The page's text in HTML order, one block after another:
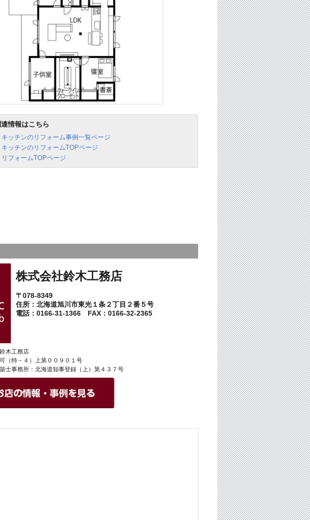
連情報はこちら
キッチンのリフォーム事例一覧ページ
キッチンのリフォームTOPページ
リフォームTOPページ
株式会社鈴木工務店
〒078-8349
住所：北海道旭川市東光１条２丁目２番５号
電話：0166-31-1366 FAX：0166-32-2365
木工務店
（特－４）上第００９０１号
事務所：北海道知事登録（上）第４３７号